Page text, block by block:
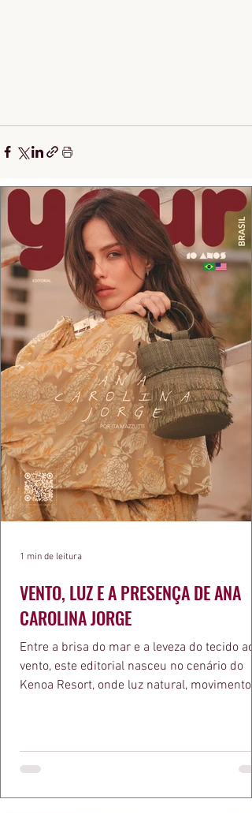
VENTO, LUZ E A PRESENÇA DE ANA
CAROLINA JORGE
Entre a brisa do mar e a leveza do tecido ao
vento, este editorial nasceu no cenário do
Kenoa Resort, onde luz natural, movimento e
bolsa da Malu Pires, em uma composição
algo de intemporal em vestir o vento e
1 min de leitura